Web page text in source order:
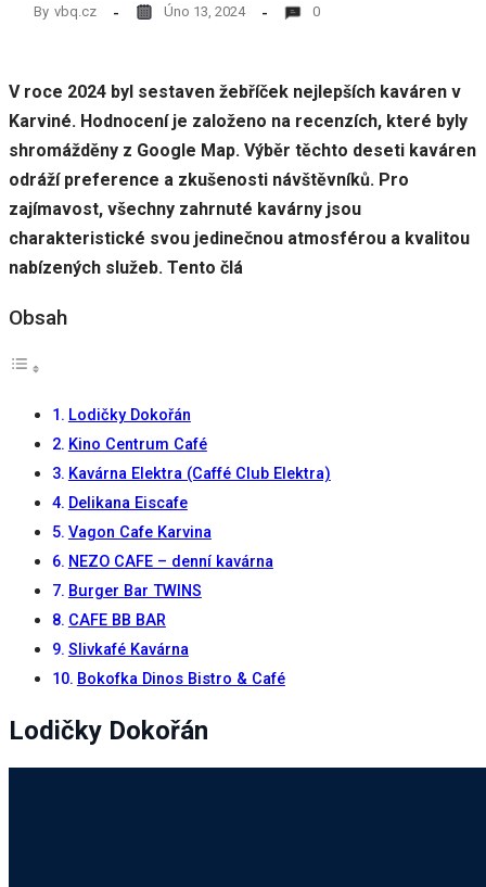
By vbq.cz Úno 13, 2024 0
V roce 2024 byl sestaven žebříček nejlepších kaváren v
Karviné. Hodnocení je založeno na recenzích, které byly
shromážděny z Google Map. Výběr těchto deseti kaváren
odráží preference a zkušenosti návštěvníků. Pro
zajímavost, všechny zahrnuté kavárny jsou
charakteristické svou jedinečnou atmosférou a kvalitou
nabízených služeb. Tento člá
Obsah
Lodičky Dokořán
Kino Centrum Café
Kavárna Elektra (Caffé Club Elektra)
Delikana Eiscafe
Vagon Cafe Karvina
NEZO CAFE – denní kavárna
Burger Bar TWINS
CAFE BB BAR
Slivkafé Kavárna
Bokofka Dinos Bistro & Café
Lodičky Dokořán